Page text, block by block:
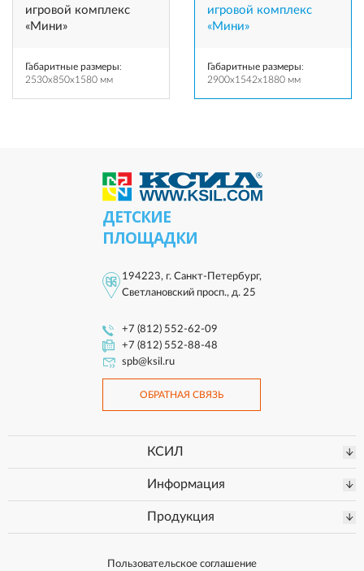
игровой комплекс
«Мини»
Габаритные размеры:
2530x850x1580 мм
игровой комплекс
«Мини»
Габаритные размеры:
2900x1542x1880 мм
ДЕТСКИЕ
ПЛОЩАДКИ
194223, г. Санкт-Петербург,
Светлановский просп., д. 25
+7 (812) 552-62-09
+7 (812) 552-88-48
spb@ksil.ru
ОБРАТНАЯ СВЯЗЬ
КСИЛ
Информация
Продукция
Пользовательское соглашение